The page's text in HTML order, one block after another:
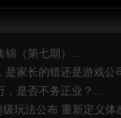
锦（第七期）...
是家长的错还是游戏公
，是否不务正业？...
级玩法公布 重新定义体